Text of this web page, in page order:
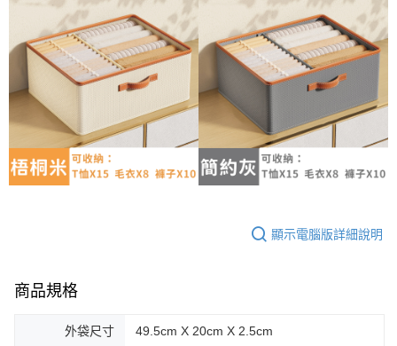
顯示電腦版詳細說明
商品規格
外袋尺寸 49.5cm X 20cm X 2.5cm